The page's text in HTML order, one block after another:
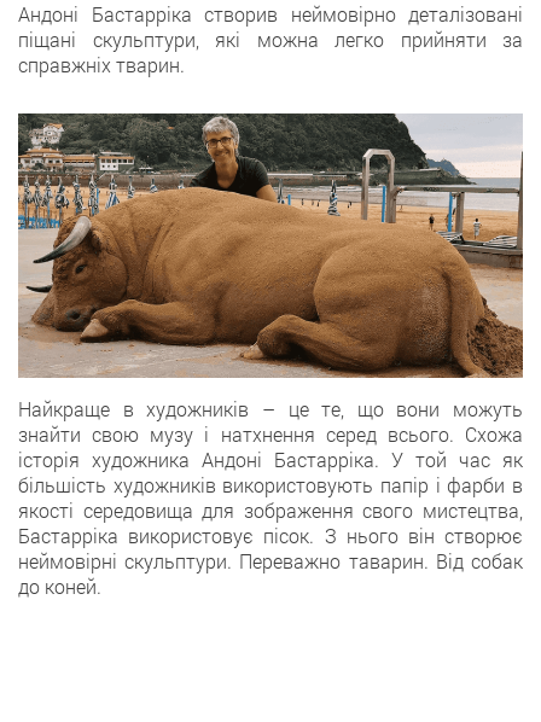
Андоні Бастарріка створив неймовірно деталізовані
піщані скульптури, які можна легко прийняти за
справжніх тварин.
Найкраще в художників – це те, що вони можуть
знайти свою музу і натхнення серед всього. Схожа
історія художника Андоні Бастарріка. У той час як
більшість художників використовують папір і фарби в
якості середовища для зображення свого мистецтва,
Бастарріка використовує пісок. З нього він створює
неймовірні скульптури. Переважно таварин. Від собак
до коней.